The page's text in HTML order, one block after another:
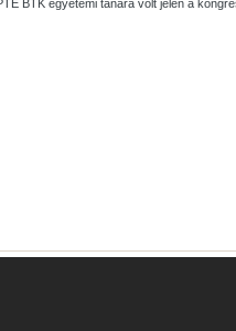
BTK egyetemi tanára volt jelen a